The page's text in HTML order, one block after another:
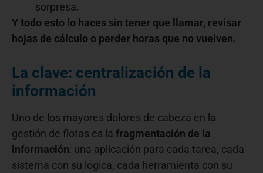
sorpresa.
Y todo esto lo haces sin tener que llamar, revisar
hojas de cálculo o perder horas que no vuelven.
La clave: centralización de la
información
Uno de los mayores dolores de cabeza en la
gestión de flotas es la fragmentación de la
información: una aplicación para cada tarea, cada
sistema con su lógica, cada herramienta con su